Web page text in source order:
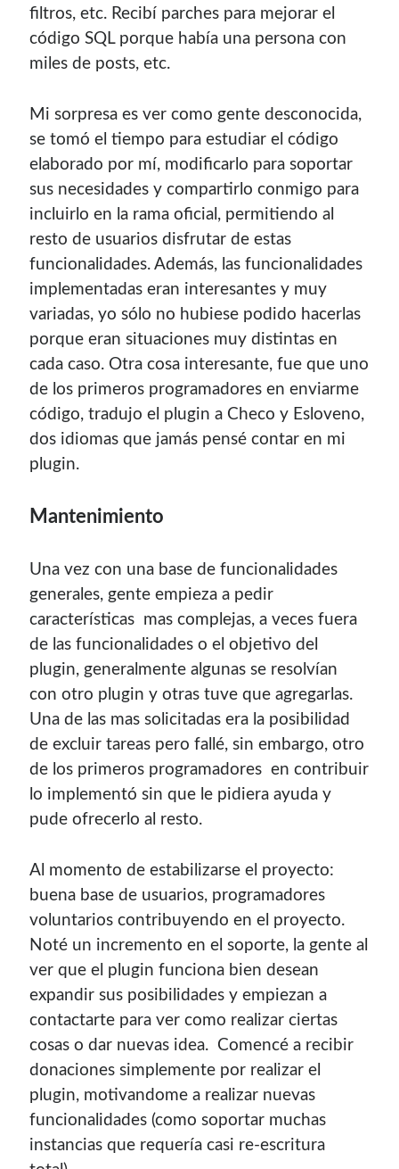
filtros, etc. Recibí parches para mejorar el
código SQL porque había una persona con
miles de posts, etc.
Mi sorpresa es ver como gente desconocida,
se tomó el tiempo para estudiar el código
elaborado por mí, modificarlo para soportar
sus necesidades y compartirlo conmigo para
incluirlo en la rama oficial, permitiendo al
resto de usuarios disfrutar de estas
funcionalidades. Además, las funcionalidades
implementadas eran interesantes y muy
variadas, yo sólo no hubiese podido hacerlas
porque eran situaciones muy distintas en
cada caso. Otra cosa interesante, fue que uno
de los primeros programadores en enviarme
código, tradujo el plugin a Checo y Esloveno,
dos idiomas que jamás pensé contar en mi
plugin.
Mantenimiento
Una vez con una base de funcionalidades
generales, gente empieza a pedir
características mas complejas, a veces fuera
de las funcionalidades o el objetivo del
plugin, generalmente algunas se resolvían
con otro plugin y otras tuve que agregarlas.
Una de las mas solicitadas era la posibilidad
de excluir tareas pero fallé, sin embargo, otro
de los primeros programadores en contribuir
lo implementó sin que le pidiera ayuda y
pude ofrecerlo al resto.
Al momento de estabilizarse el proyecto:
buena base de usuarios, programadores
voluntarios contribuyendo en el proyecto.
Noté un incremento en el soporte, la gente al
ver que el plugin funciona bien desean
expandir sus posibilidades y empiezan a
contactarte para ver como realizar ciertas
cosas o dar nuevas idea. Comencé a recibir
donaciones simplemente por realizar el
plugin, motivandome a realizar nuevas
funcionalidades (como soportar muchas
instancias que requería casi re-escritura